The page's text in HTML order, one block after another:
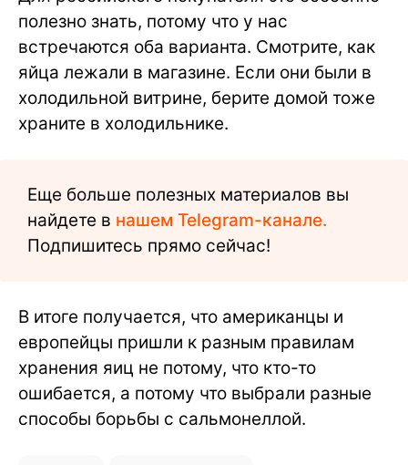
полезно знать, потому что у нас
встречаются оба варианта. Смотрите, как
яйца лежали в магазине. Если они были в
холодильной витрине, берите домой тоже
храните в холодильнике.
Еще больше полезных материалов вы
найдете в нашем Telegram-канале.
Подпишитесь прямо сейчас!
В итоге получается, что американцы и
европейцы пришли к разным правилам
хранения яиц не потому, что кто-то
ошибается, а потому что выбрали разные
способы борьбы с сальмонеллой.